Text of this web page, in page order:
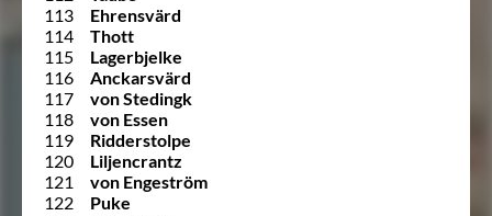
113
Ehrensvärd
114
Thott
115
Lagerbjelke
116
Anckarsvärd
117
von Stedingk
118
von Essen
119
Ridderstolpe
120
Liljencrantz
121
von Engeström
122
Puke